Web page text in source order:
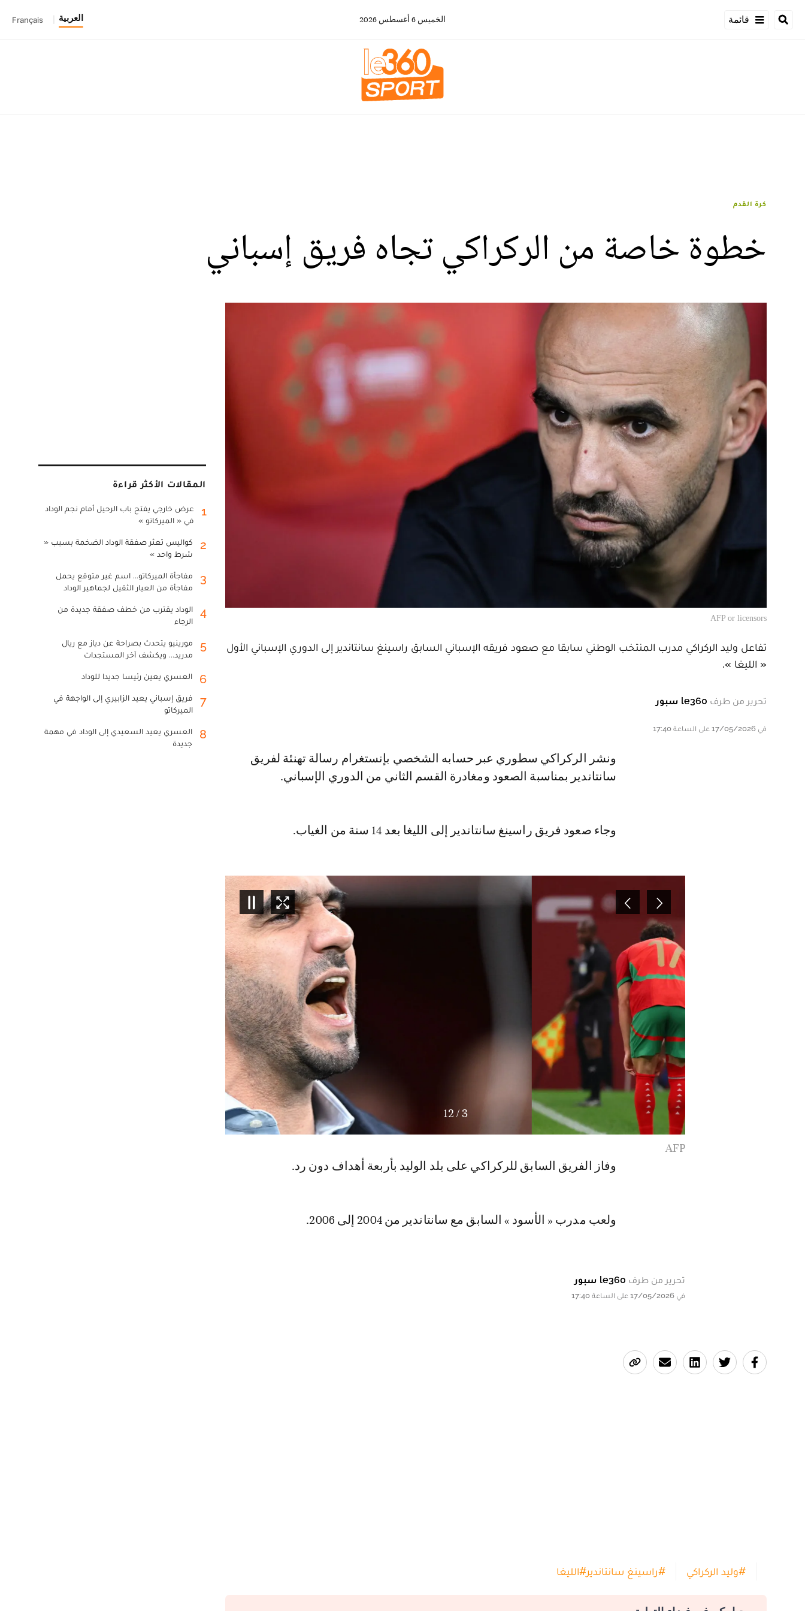
قائمة الخميس 6 أغسطس 2026 العربية Français
كرة القدم
خطوة خاصة من الركراكي تجاه فريق إسباني
AFP or licensors
تفاعل وليد الركراكي مدرب المنتخب الوطني سابقا مع صعود فريقه الإسباني السابق راسينغ سانتاندير إلى الدوري الإسباني الأول
« الليغا ».
تحرير من طرف le360 سبور
في 17/05/2026 على الساعة 17:40
و نشر الركراكي سطوري عبر حسابه الشخصي بإنستغرام رسالة تهنئة لفريق
سانتاندير بمناسبة الصعود ومغادرة القسم الثاني من الدوري الإسباني.
وجاء صعود فريق راسينغ سانتاندير إلى الليغا بعد 14 سنة من الغياب.
3
/
12
AFP
وفاز الفريق السابق للركراكي على بلد الوليد بأربعة أهداف دون رد.
ولعب مدرب « الأسود » السابق مع سانتاندير من 2004 إلى 2006.
تحرير من طرف le360 سبور
في 17/05/2026 على الساعة 17:40
#وليد الركراكي #راسينغ سانتاندير#الليغا
المقالات الأكثر قراءة
1
عرض خارجي يفتح باب الرحيل أمام نجم الوداد
في « الميركاتو »
2
كواليس تعثر صفقة الوداد الضخمة بسبب «
شرط واحد »
3
مفاجأة الميركاتو... اسم غير متوقع يحمل
مفاجأة من العيار الثقيل لجماهير الوداد
4
الوداد يقترب من خطف صفقة جديدة من
الرجاء
5
مورينيو يتحدث بصراحة عن دياز مع ريال
مدريد... ويكشف آخر المستجدات
6 العسري يعين رئيسا جديدا للوداد
7
فريق إسباني يعيد الزابيري إلى الواجهة في
الميركاتو
8
العسري يعيد السعيدي إلى الوداد في مهمة
جديدة